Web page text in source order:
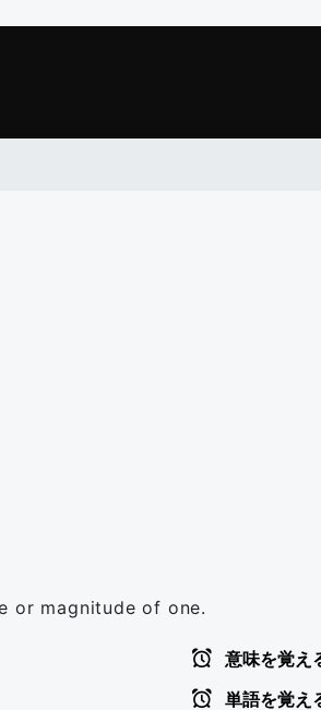
or magnitude of one.
意味を覚え
単語を覚え